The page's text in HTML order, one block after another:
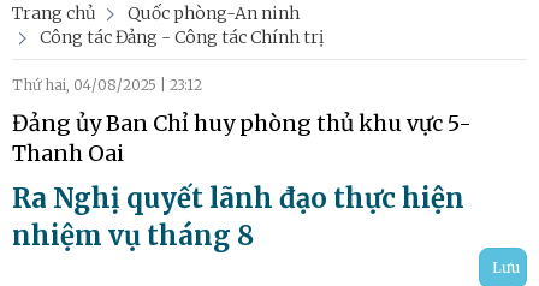
Trang chủ
Quốc phòng-An ninh
Công tác Đảng - Công tác Chính trị
Thứ hai, 04/08/2025 23:12
Đảng ủy Ban Chỉ huy phòng thủ khu vực 5-
Thanh Oai
Ra Nghị quyết lãnh đạo thực hiện
nhiệm vụ tháng 8
Lưu